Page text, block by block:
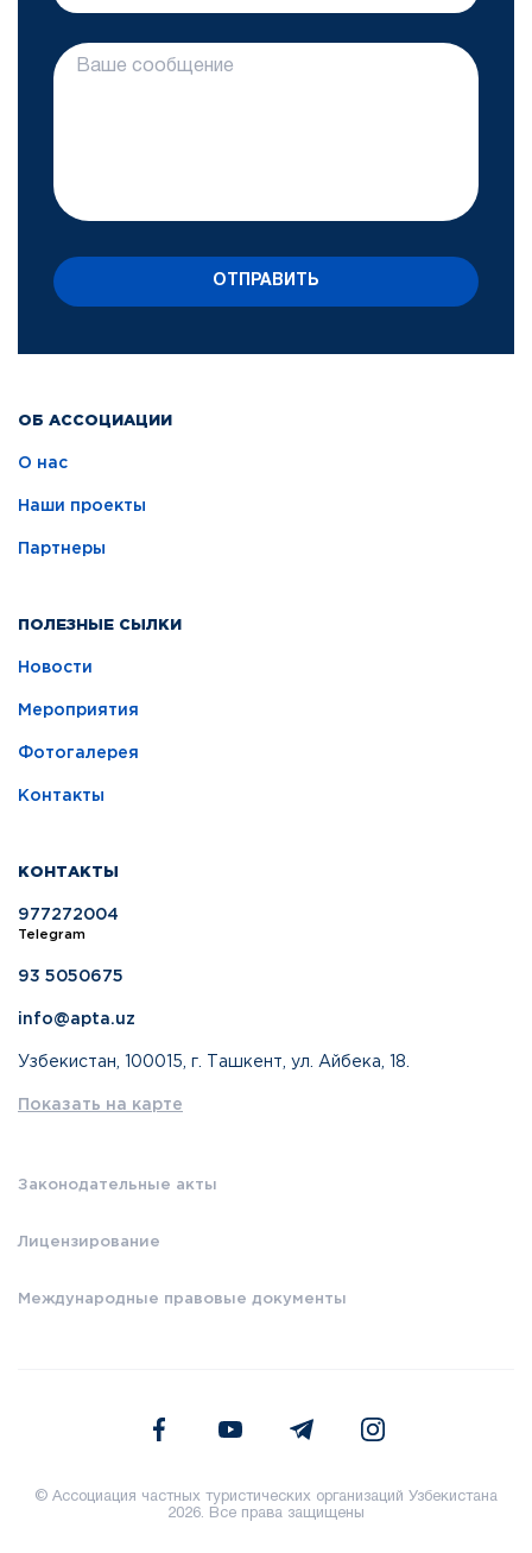
ОБ АССОЦИАЦИИ
О нас
Наши проекты
Партнеры
ПОЛЕЗНЫЕ СЫЛКИ
Новости
Мероприятия
Фотогалерея
Контакты
КОНТАКТЫ
977272004
Telegram
93 5050675
info@apta.uz
Узбекистан, 100015, г. Ташкент, ул. Айбека, 18.
Показать на карте
Законодательные акты
Лицензирование
Международные правовые документы
ОТПРАВИТЬ
© Ассоциация частных туристических организаций Узбекистана
2026. Все права защищены